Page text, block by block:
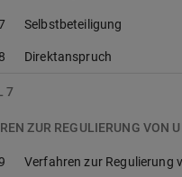
Selbstbeteiligung
Direktanspruch
7
ZUR REGULIERUNG VON
Verfahren zur Regulierung